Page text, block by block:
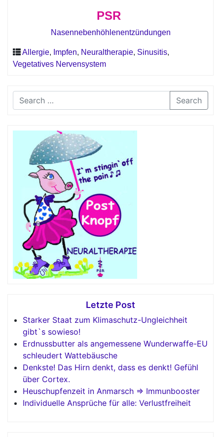
PSR
Nasennebenhöhlenentzündungen
Allergie, Impfen, Neuraltherapie, Sinusitis,
Vegetatives Nervensystem
Search
Letzte Post
Starker Staat zum Klimaschutz-Ungleichheit
gibt`s sowieso!
Erdnussbutter als angemessene Wunderwaffe-EU
schleudert Wattebäusche
Denkste! Das Hirn denkt, dass es denkt! Gefühl
über Cortex.
Heuschupfenzeit in Anmarsch => Immunbooster
Individuelle Ansprüche für alle: Verlustfreiheit